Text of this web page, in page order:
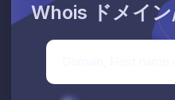
Whois ドメイ